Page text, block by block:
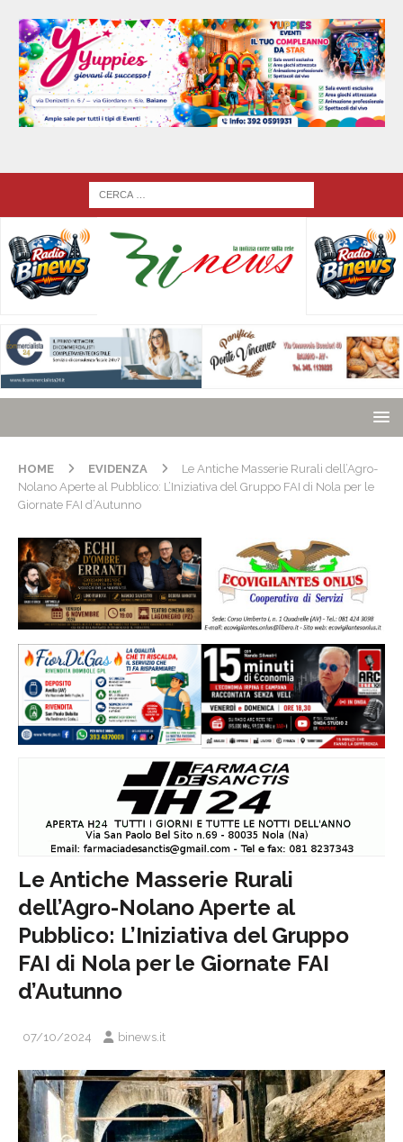
HOME EVIDENZA
Le Antiche Masserie Rurali dell’Agro-
Nolano Aperte al Pubblico: L’Iniziativa del Gruppo FAI di Nola per le
Giornate FAI d’Autunno
Le Antiche Masserie Rurali
dell’Agro-Nolano Aperte al
Pubblico: L’Iniziativa del Gruppo
FAI di Nola per le Giornate FAI
d’Autunno
07/10/2024 binews.it